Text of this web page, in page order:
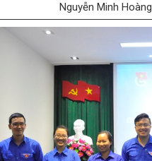
Nguyễn Minh Hoàng